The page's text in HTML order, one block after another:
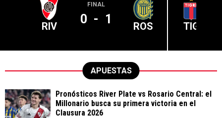
RIV
FINAL
0 - 1 ROS TIG
APUESTAS
Pronósticos River Plate vs Rosario Central: el
Millonario busca su primera victoria en el
Clausura 2026